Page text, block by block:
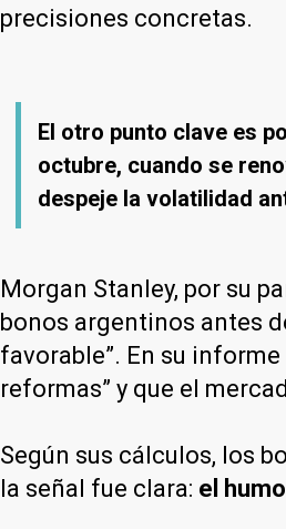
precisiones concretas.
El otro punto clave es
octubre, cuando se
despeje la volatilidad
Morgan Stanley, por su
bonos argentinos antes
favorable”. En su
reformas” y que el
Según sus cálculos, los
la señal fue clara: el